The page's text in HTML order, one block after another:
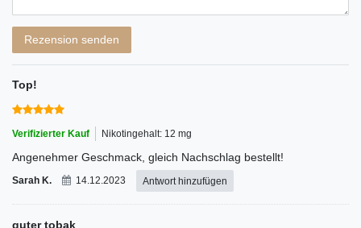
Rezension senden
Top!
Verifizierter Kauf Nikotingehalt: 12 mg
Angenehmer Geschmack, gleich Nachschlag bestellt!
Sarah K. 14.12.2023 Antwort hinzufügen
guter tobak